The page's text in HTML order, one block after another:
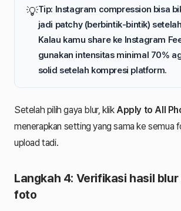
💡Tip: Instagram compression bisa
jadi patchy (berbintik-bintik)
Kalau kamu share ke Instagram
gunakan intensitas minimal 70%
solid setelah kompresi platform.
Setelah pilih gaya blur, klik Apply to All
menerapkan setting yang sama ke semua
upload tadi.
Langkah 4: Verifikasi hasil
foto